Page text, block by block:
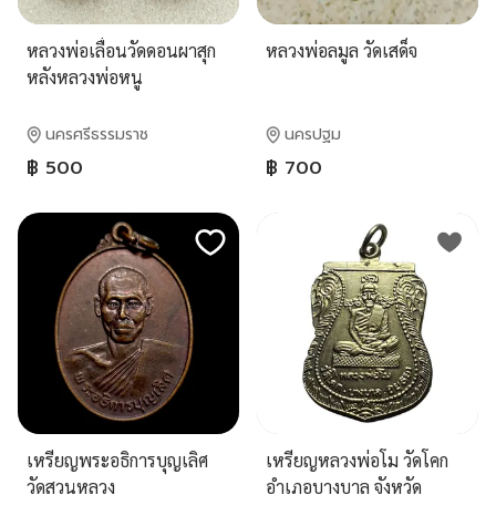
หลวงพ่อเลื่อนวัดดอนผาสุก
หลังหลวงพ่อหนู
นครศรีธรรมราช
฿ 500
หลวงพ่อลมูล วัดเสด็จ
นครปฐม
฿ 700
เหรียญพระอธิการบุญเลิศ
วัดสวนหลวง
เหรียญหลวงพ่อโม วัดโคก
อำเภอบางบาล จังหวัด